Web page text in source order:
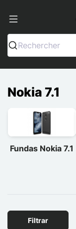
Rechercher
Nokia 7.1
Fundas Nokia 7.1
Filtrar